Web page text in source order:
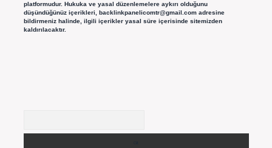
platformudur. Hukuka ve yasal düzenlemelere aykırı olduğunu
düşündüğünüz içerikleri, backlinkpanelicomtr@gmail.comadresine
bildirmeniz halinde, ilgili içerikler yasal süre içerisinde sitemizden
kaldırılacaktır.